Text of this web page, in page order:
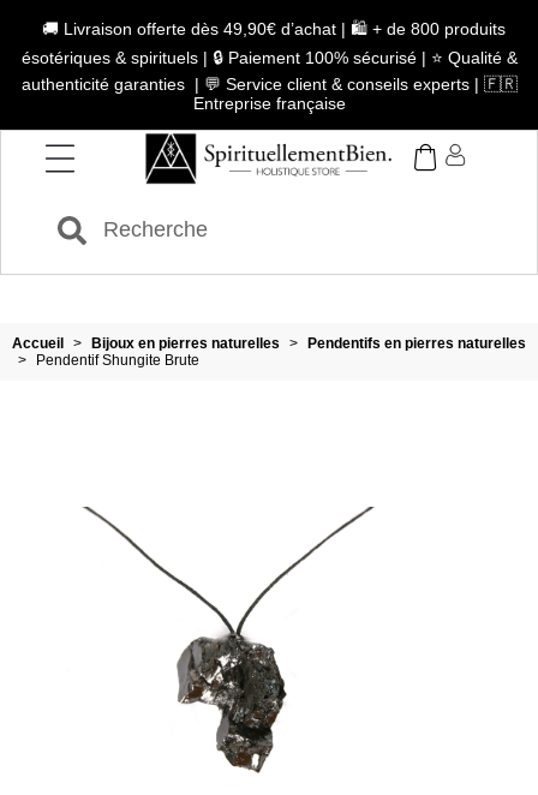
🚚 Livraison offerte dès 49,90€ d’achat | 🛍️ + de 800 produits
ésotériques & spirituels | 🔒 Paiement 100% sécurisé | ⭐ Qualité &
authenticité garanties | 💬 Service client & conseils experts | 🇫🇷
Entreprise française
Accueil > Bijoux en pierres naturelles >
Pendentifs en pierres naturelles
>
Pendentif Shungite Brute